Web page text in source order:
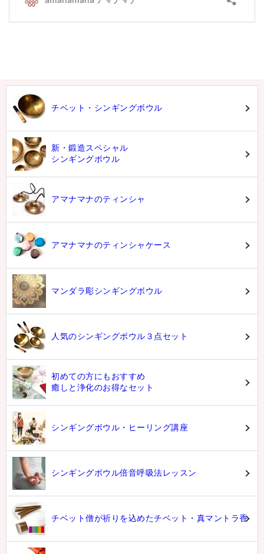
チベット・シンギングボウル
新・鍛造スペシャル
シンギングボウル
アマナマナのティンシャ
アマナマナのティンシャケース
マンダラ彫シンギングボウル
人気のシンギングボウル３点セット
初めての方にもおすすめ
癒しと浄化のお得なセット
シンギングボウル・ヒーリング講座
シンギングボウル倍音呼吸法レッスン
チベット僧が祈りを込めたチベット・真マントラ香